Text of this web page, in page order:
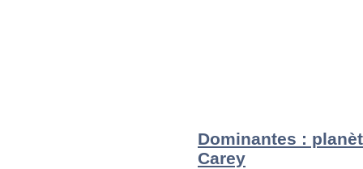
Dominantes :
Carey